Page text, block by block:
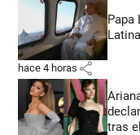
Papa
hace 4 horas share
tras